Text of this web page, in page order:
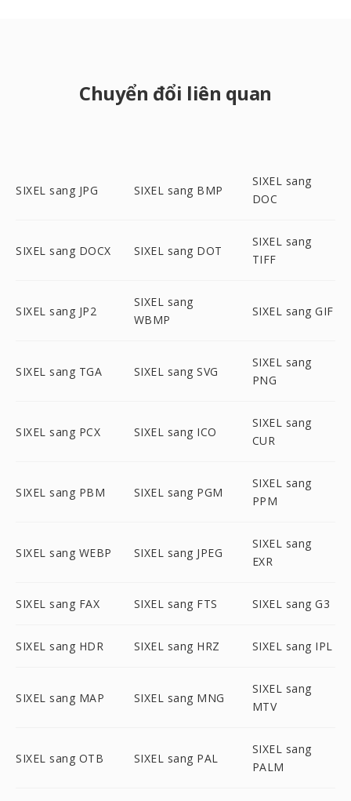
Chuyển đổi liên quan
SIXEL sang JPG SIXEL sang BMP
SIXEL sang
DOC
SIXEL sang DOCX SIXEL sang DOT
SIXEL sang
TIFF
SIXEL sang JP2
SIXEL sang
WBMP
SIXEL sang GIF
SIXEL sang TGA SIXEL sang SVG
SIXEL sang
PNG
SIXEL sang PCX SIXEL sang ICO
SIXEL sang
CUR
SIXEL sang PBM SIXEL sang PGM
SIXEL sang
PPM
SIXEL sang WEBP SIXEL sang JPEG
SIXEL sang
EXR
SIXEL sang FAX SIXEL sang FTS SIXEL sang G3
SIXEL sang HDR SIXEL sang HRZ SIXEL sang IPL
SIXEL sang MAP SIXEL sang MNG
SIXEL sang
MTV
SIXEL sang OTB SIXEL sang PAL
SIXEL sang
PALM